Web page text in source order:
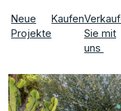
Neue
Projekte
Kaufen
Sie mit
uns